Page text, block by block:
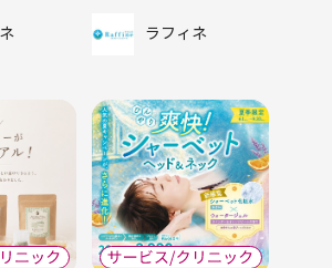
ラフィネ